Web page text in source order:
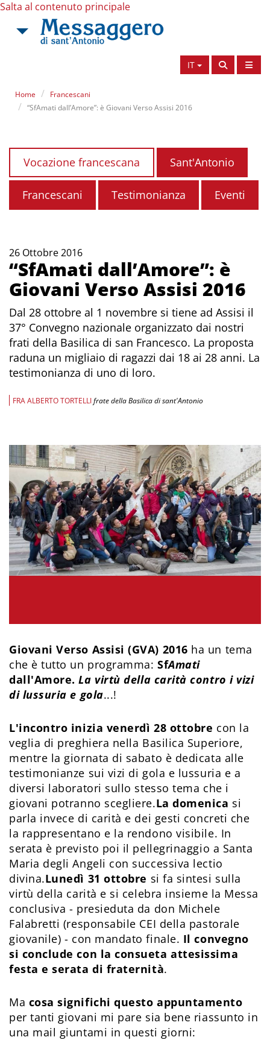
Salta al contenuto principale
IT
Home
Francescani
“SfAmati dall’Amore”: è Giovani Verso Assisi 2016
Vocazione francescana Sant'Antonio
Francescani Testimonianza Eventi
26 Ottobre 2016
“SfAmati dall’Amore”: è
Giovani Verso Assisi 2016
Dal 28 ottobre al 1 novembre si tiene ad Assisi il
37° Convegno nazionale organizzato dai nostri
frati della Basilica di san Francesco. La proposta
raduna un migliaio di ragazzi dai 18 ai 28 anni. La
testimonianza di uno di loro.
FRA ALBERTO TORTELLIfrate della Basilica di sant'Antonio
Giovani Verso Assisi (GVA) 2016 ha un tema
che è tutto un programma:SfAmati
dall'Amore.La virtù della carità contro i vizi
di lussuria e gola...!
L'incontro inizia venerdì 28 ottobre con la
veglia di preghiera nella Basilica Superiore,
mentre la giornata di sabato è dedicata alle
testimonianze sui vizi di gola e lussuria e a
diversi laboratori sullo stesso tema che i
giovani potranno scegliere.La domenica si
parla invece di carità e dei gesti concreti che
la rappresentano e la rendono visibile. In
serata è previsto poi il pellegrinaggio a Santa
Maria degli Angeli con successiva lectio
divina.Lunedì 31 ottobre si fa sintesi sulla
virtù della carità e si celebra insieme la Messa
conclusiva - presieduta da don Michele
Falabretti (responsabile CEI della pastorale
giovanile) - con mandato finale. Il convegno
si conclude con la consueta attesissima
festa e serata di fraternità.
Ma cosa significhi questo appuntamento
per tanti giovani mi pare sia bene riassunto in
una mail giuntami in questi giorni: